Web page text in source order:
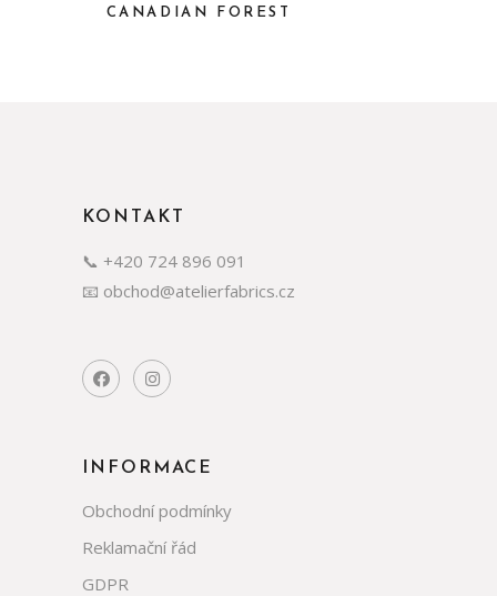
CANADIAN FOREST
KONTAKT
📞 +420 724 896 091
📧 obchod@atelierfabrics.cz
INFORMACE
Obchodní podmínky
Reklamační řád
GDPR